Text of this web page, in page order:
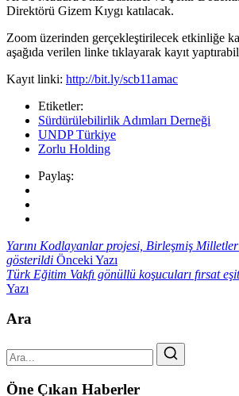
Direktörü Gizem Kıygı katılacak.
Zoom üzerinden gerçekleştirilecek etkinliğe
aşağıda verilen linke tıklayarak kayıt
Kayıt linki: http://bit.ly/scb11amac
Etiketler:
Sürdürülebilirlik Adımları Derneği
UNDP Türkiye
Zorlu Holding
Paylaş:
Yarını Kodlayanlar projesi, Birleşmiş
gösterildi Önceki Yazı
Türk Eğitim Vakfı gönüllü koşucuları fırsat
Yazı
Ara
Öne Çıkan Haberler